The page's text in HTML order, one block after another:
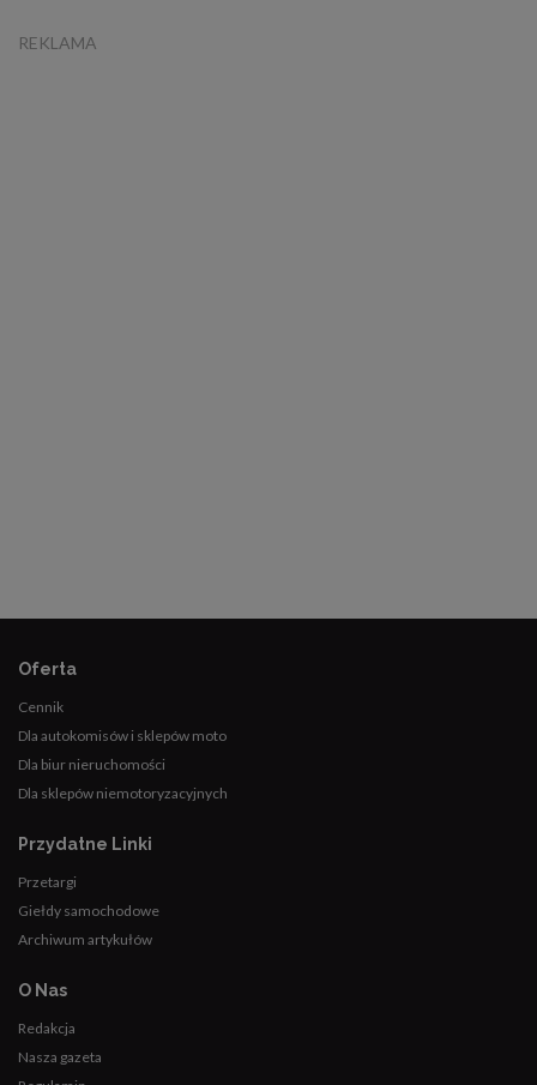
REKLAMA
Oferta
Cennik
Dla autokomisów i sklepów moto
Dla biur nieruchomości
Dla sklepów niemotoryzacyjnych
Przydatne Linki
Przetargi
Giełdy samochodowe
Archiwum artykułów
O Nas
Redakcja
Nasza gazeta